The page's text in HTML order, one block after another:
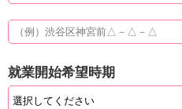
就業開始希望時期